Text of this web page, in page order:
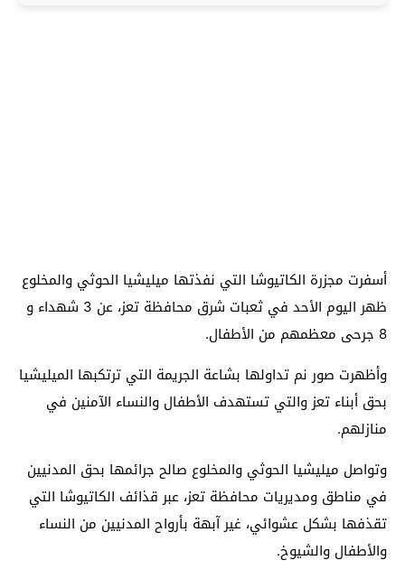
أسفرت مجزرة الكاتيوشا التي نفذتها ميليشيا الحوثي والمخلوع
ظهر اليوم الأحد في ثعبات شرق محافظة تعز، عن 3 شهداء و
8 جرحى معظمهم من الأطفال.
وأظهرت صور نم تداولها بشاعة الجريمة التي ترتكبها الميليشيا
بحق أبناء تعز والتي تستهدف الأطفال والنساء الآمنين في
منازلهم.
وتواصل ميليشيا الحوثي والمخلوع صالح جرائمها بحق المدنيين
في مناطق ومديريات محافظة تعز، عبر قذائف الكاتيوشا التي
تقذفها بشكل عشوائي، غير آبهة بأرواح المدنيين من النساء
والأطفال والشيوخ.